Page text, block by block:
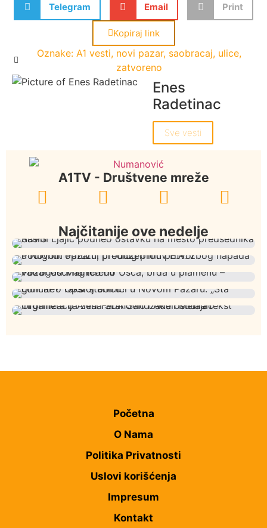
Telegram Email Print
Kopiraj link
Oznake: A1 vesti, novi pazar, saobracaj, ulice,
zatvoreno
Enes
Radetinac
Sve vesti
A1TV - Društvene mreže
Najčitanije ove nedelje
Rasim Ljajić podneo ostavku na mesto predsednika
SDPS
Podignut optužni predlog protiv E.A. zbog napada u
Novom Pazaru, produžen mu pritvor
Požar od Magliča do Ušća, brda u plamenu –
Početna
O Nama
Politika Privatnosti
Uslovi korišćenja
Impresum
Kontakt